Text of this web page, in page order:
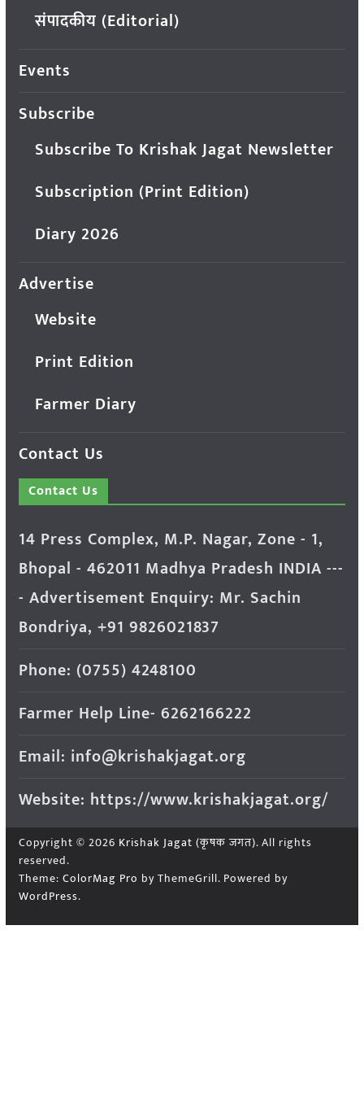
संपादकीय (Editorial)
Events
Subscribe
Subscribe To Krishak Jagat Newsletter
Subscription (Print Edition)
Diary 2026
Advertise
Website
Print Edition
Farmer Diary
Contact Us
Contact Us
14 Press Complex, M.P. Nagar, Zone - 1,
Bhopal - 462011 Madhya Pradesh INDIA ---
- Advertisement Enquiry: Mr. Sachin
Bondriya, +91 9826021837
Phone: (0755) 4248100
Farmer Help Line- 6262166222
Email: info@krishakjagat.org
Website: https://www.krishakjagat.org/
Copyright © 2026 Krishak Jagat (कृषक जगत). All rights
reserved.
Theme: ColorMag Pro by ThemeGrill. Powered by
WordPress.